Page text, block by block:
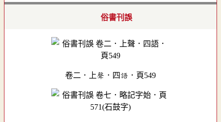
俗書刊誤
卷二．上聲．四語．頁549